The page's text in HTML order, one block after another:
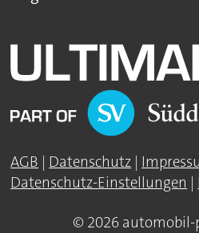
AGB | Datenschutz |
Datenschutz-Einstellungen |
© 2026